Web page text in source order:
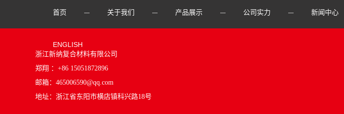
首页 — 关于我们 — 产品展示 — 公司实力 — 新闻中心
ENGLISH
浙江新纳复合材料有限公司
郑翔 ：+86 15051872896
邮箱： 465006590@qq.com
地址：浙江省东阳市横店镇科兴路18号